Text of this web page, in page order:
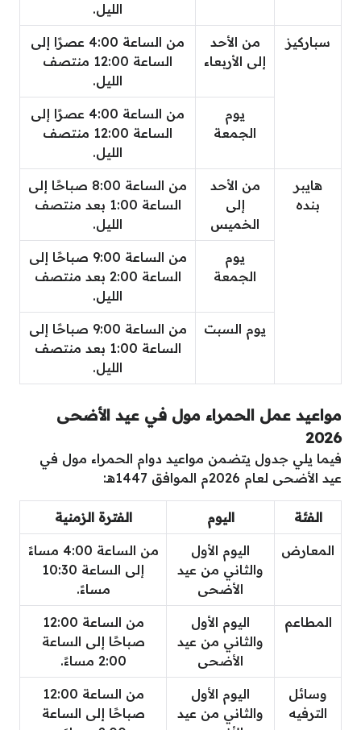
الليل.
سباركيز
من الأحد
إلى الأربعاء
من الساعة 4:00 عصرًا إلى
الساعة 12:00 منتصف
الليل.
يوم
الجمعة
من الساعة 4:00 عصرًا إلى
الساعة 12:00 منتصف
الليل.
هايبر
بنده
من الأحد
إلى
الخميس
من الساعة 8:00 صباحًا إلى
الساعة 1:00 بعد منتصف
الليل.
يوم
الجمعة
من الساعة 9:00 صباحًا إلى
الساعة 2:00 بعد منتصف
الليل.
يوم السبت
من الساعة 9:00 صباحًا إلى
الساعة 1:00 بعد منتصف
الليل.
مواعيد عمل الحمراء مول في عيد الأضحى
2026
فيما يلي جدول يتضمن مواعيد دوام الحمراء مول في
عيد الأضحى لعام 2026م الموافق 1447هـ:
الفئة اليوم الفترة الزمنية
المعارض
اليوم الأول
والثاني من عيد
الأضحى
من الساعة 4:00 مساءً
إلى الساعة 10:30
مساءً.
المطاعم
اليوم الأول
والثاني من عيد
الأضحى
من الساعة 12:00
صباحًا إلى الساعة
2:00 مساءً.
وسائل
الترفيه
اليوم الأول
والثاني من عيد
من الساعة 12:00
صباحًا إلى الساعة